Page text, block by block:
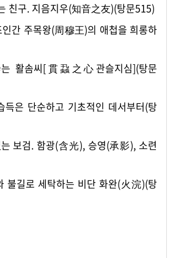
친구. 지음지우(知音之友)(탕문515)
간 주목왕(周穆王)의 애첩을 희롱하
는 활솜씨[貫蝨之心관슬지심](탕문
득은 단순하고 기초적인 데서부터(탕
보검. 함광(含光), 승영(承影), 소련
불길로 세탁하는 비단 화완(火浣)(탕